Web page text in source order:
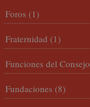
Foros (1)
Fraternidad (1)
Funciones del Consejo
Fundaciones (8)